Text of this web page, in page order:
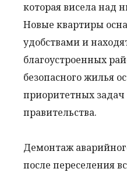
которая висела над
Новые квартиры
удобствами и
благоустроенных
безопасного жилья
приоритетных
правительства.
Демонтаж
после переселения